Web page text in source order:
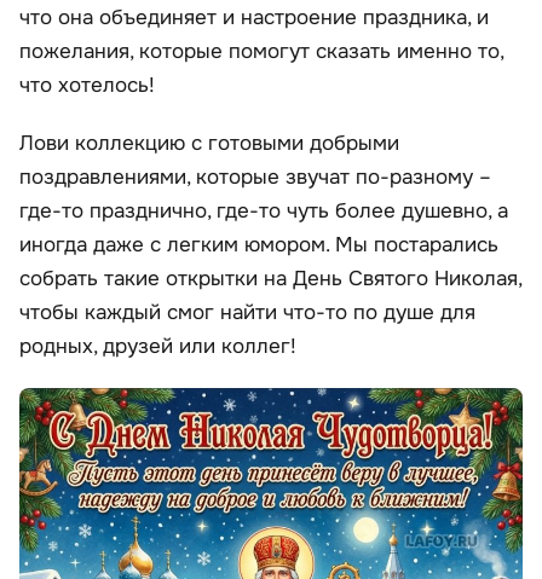
что она объединяет и настроение праздника, и
пожелания, которые помогут сказать именно то,
что хотелось!
Лови коллекцию с готовыми добрыми
поздравлениями, которые звучат по-разному –
где-то празднично, где-то чуть более душевно, а
иногда даже с легким юмором. Мы постарались
собрать такие открытки на День Святого Николая,
чтобы каждый смог найти что-то по душе для
родных, друзей или коллег!